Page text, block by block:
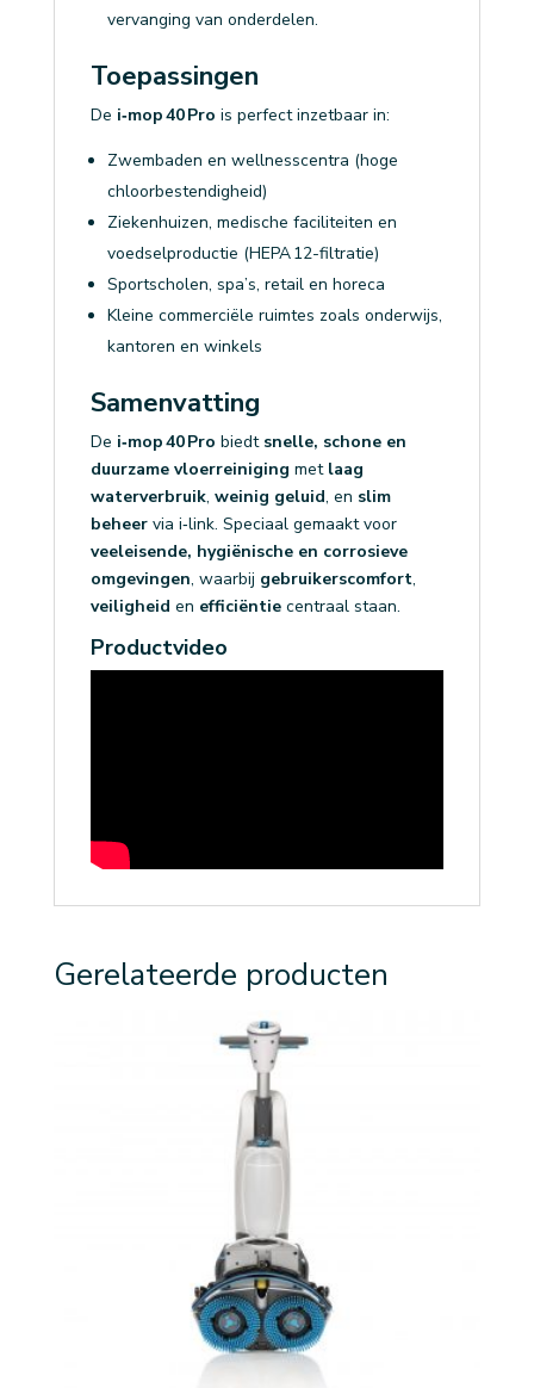
vervanging van onderdelen.
Toepassingen
De i‑mop 40 Pro is perfect inzetbaar in:
Zwembaden en wellnesscentra (hoge
chloorbestendigheid)
Ziekenhuizen, medische faciliteiten en
voedselproductie (HEPA 12-filtratie)
Sportscholen, spa’s, retail en horeca
Kleine commerciële ruimtes zoals onderwijs,
kantoren en winkels
Samenvatting
De i‑mop 40 Pro biedt snelle, schone en
duurzame vloerreiniging met laag
waterverbruik, weinig geluid, en slim
beheervia i‑link. Speciaal gemaakt voor
veeleisende, hygiënische en corrosieve
omgevingen, waarbij gebruikerscomfort,
veiligheid en efficiëntiecentraal staan.
Productvideo
Gerelateerde producten